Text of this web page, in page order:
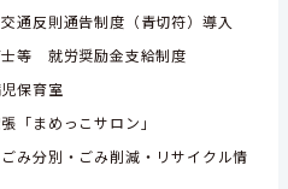
通反則通告制度（青切符）導入
等 就労奨励金支給制度
保育室
「まめっこサロン」
み分別・ごみ削減・リサイクル情